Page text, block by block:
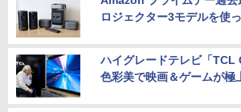
ロジェクター3モデルを使
ハイグレードテレビ「TCL
色彩美で映画＆ゲームが極